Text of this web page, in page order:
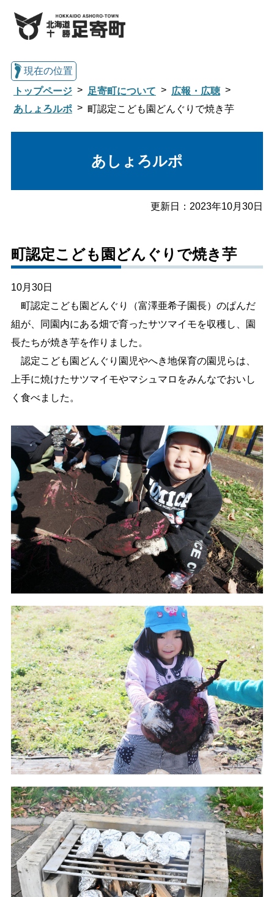
子育て・教育 健康・福祉
しごと・産業
文字サイズ
標準 拡大
白 黒 黄 青
リセット
language
閉じる
現在の位置
トップページ
足寄町について
広報・広聴
あしょろルポ
町認定こども園どんぐりで焼き芋
あしょろルポ
更新日： 2023年10月30日
町認定こども園どんぐりで焼き芋
10月30日
町認定こども園どんぐり（富澤亜希子園長）のぱんだ
組が、同園内にある畑で育ったサツマイモを収穫し、園
長たちが焼き芋を作りました。
認定こども園どんぐり園児やへき地保育の園児らは、
上手に焼けたサツマイモやマシュマロをみんなでおいし
く食べました。